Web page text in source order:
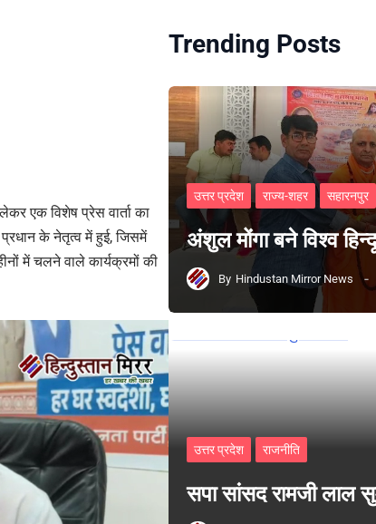
एक विशेष प्रेस वार्ता का
प्रधान के नेतृत्व में हुई, जिसमें
में चलने वाले कार्यक्रमों की
Trending Posts
उत्तर प्रदेश राज्य-शहर सहारनपुर
अंशुल मोंगा बने विश्व
By Hindustan Mirror News
उत्तर प्रदेश राजनीति
सपा सांसद रामजी लाल